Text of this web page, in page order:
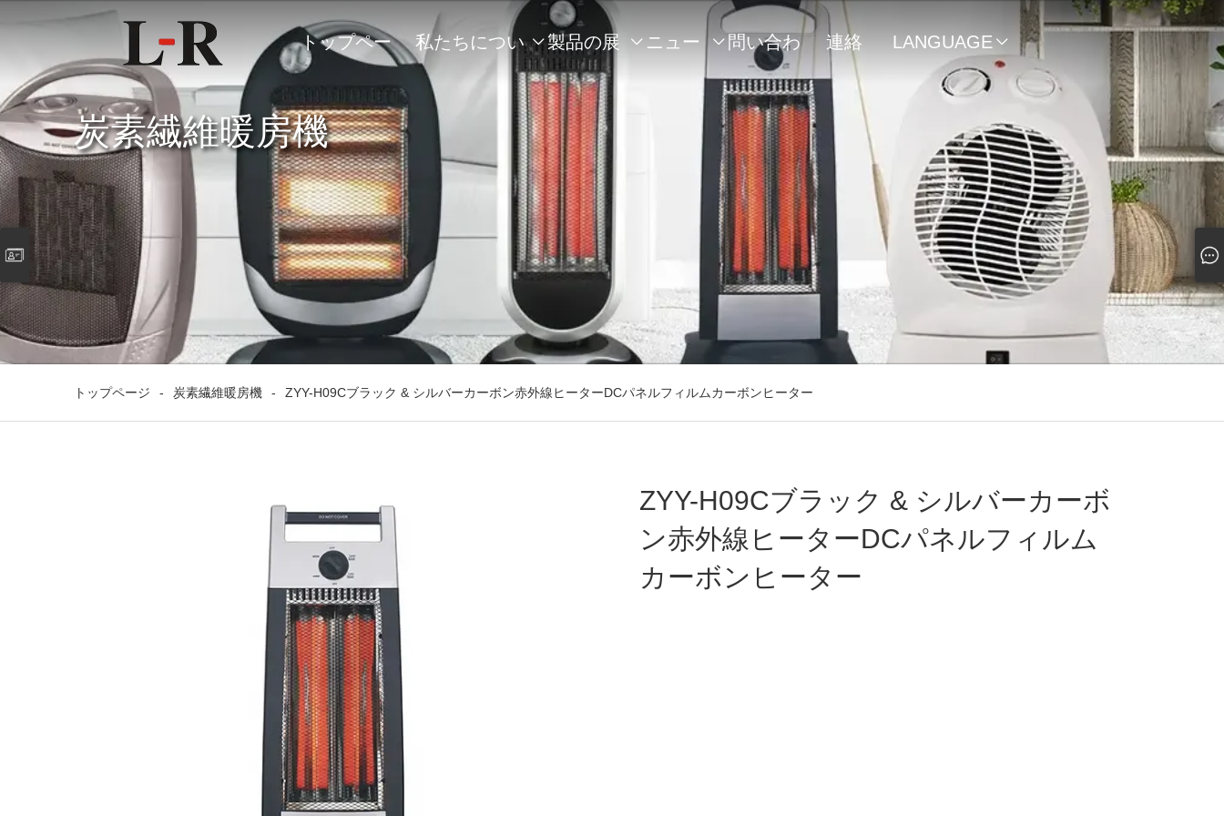
トップペー
ジ
私たちについ
て
 製品の展
示
 ニュー  問い合わ
せ
連絡
先
LANGUAGE 
炭素繊維暖房機
トップページ - 炭素繊維暖房機 - ZYY-H09Cブラック & シルバーカーボン赤外線ヒーターDCパネルフィルムカーボンヒーター
ZYY-H09Cブラック & シルバーカーボ
ン赤外線ヒーターDCパネルフィルム
カーボンヒーター